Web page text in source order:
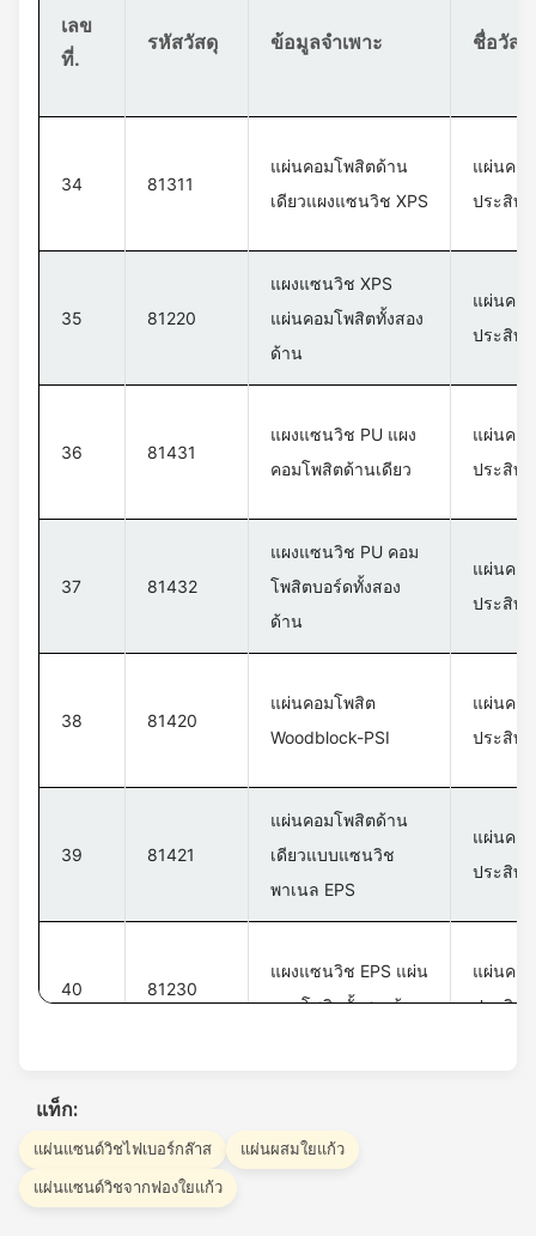
เลข
ที่.
รหัสวัสดุ ข้อมูลจำเพาะ ชื่อวัสดุ
34 81311
แผ่นคอมโพสิตด้าน
เดียวแผงแซนวิช XPS
แผ่นคอ
ประสิท
35 81220
แผงแซนวิช XPS
แผ่นคอมโพสิตทั้งสอง
ด้าน
แผ่นคอ
ประสิท
36 81431
แผงแซนวิช PU แผง
คอมโพสิตด้านเดียว
แผ่นคอ
ประสิท
37 81432
แผงแซนวิช PU คอม
โพสิตบอร์ดทั้งสอง
ด้าน
แผ่นคอ
ประสิท
38 81420
แผ่นคอมโพสิต
Woodblock-PSI
แผ่นคอ
ประสิท
39 81421
แผ่นคอมโพสิตด้าน
เดียวแบบแซนวิช
พาเนล EPS
แผ่นคอ
ประสิท
40 81230
แผงแซนวิช EPS แผ่น
คอมโพสิตทั้งสองด้าน
แผ่นคอ
ประสิท
แท็ก:
แผ่นแซนด์วิชไฟเบอร์กล๊าส แผ่นผสมใยแก้ว
แผ่นแซนด์วิชจากฟองใยแก้ว